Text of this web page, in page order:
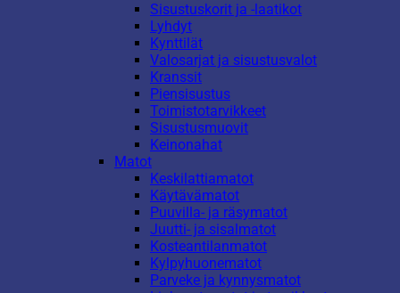
Sisustuskorit ja -laatikot
Lyhdyt
Kynttilät
Valosarjat ja sisustusvalot
Kranssit
Piensisustus
Toimistotarvikkeet
Sisustusmuovit
Keinonahat
Matot
Keskilattiamatot
Käytävämatot
Puuvilla- ja räsymatot
Juutti- ja sisalmatot
Kosteantilanmatot
Kylpyhuonematot
Parveke ja kynnysmatot